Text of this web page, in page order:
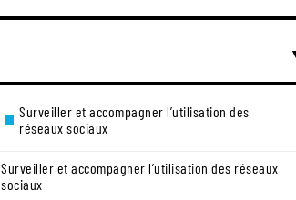
Surveiller et accompagner l’utilisation des
réseaux sociaux
Surveiller et accompagner l’utilisation des réseaux
sociaux